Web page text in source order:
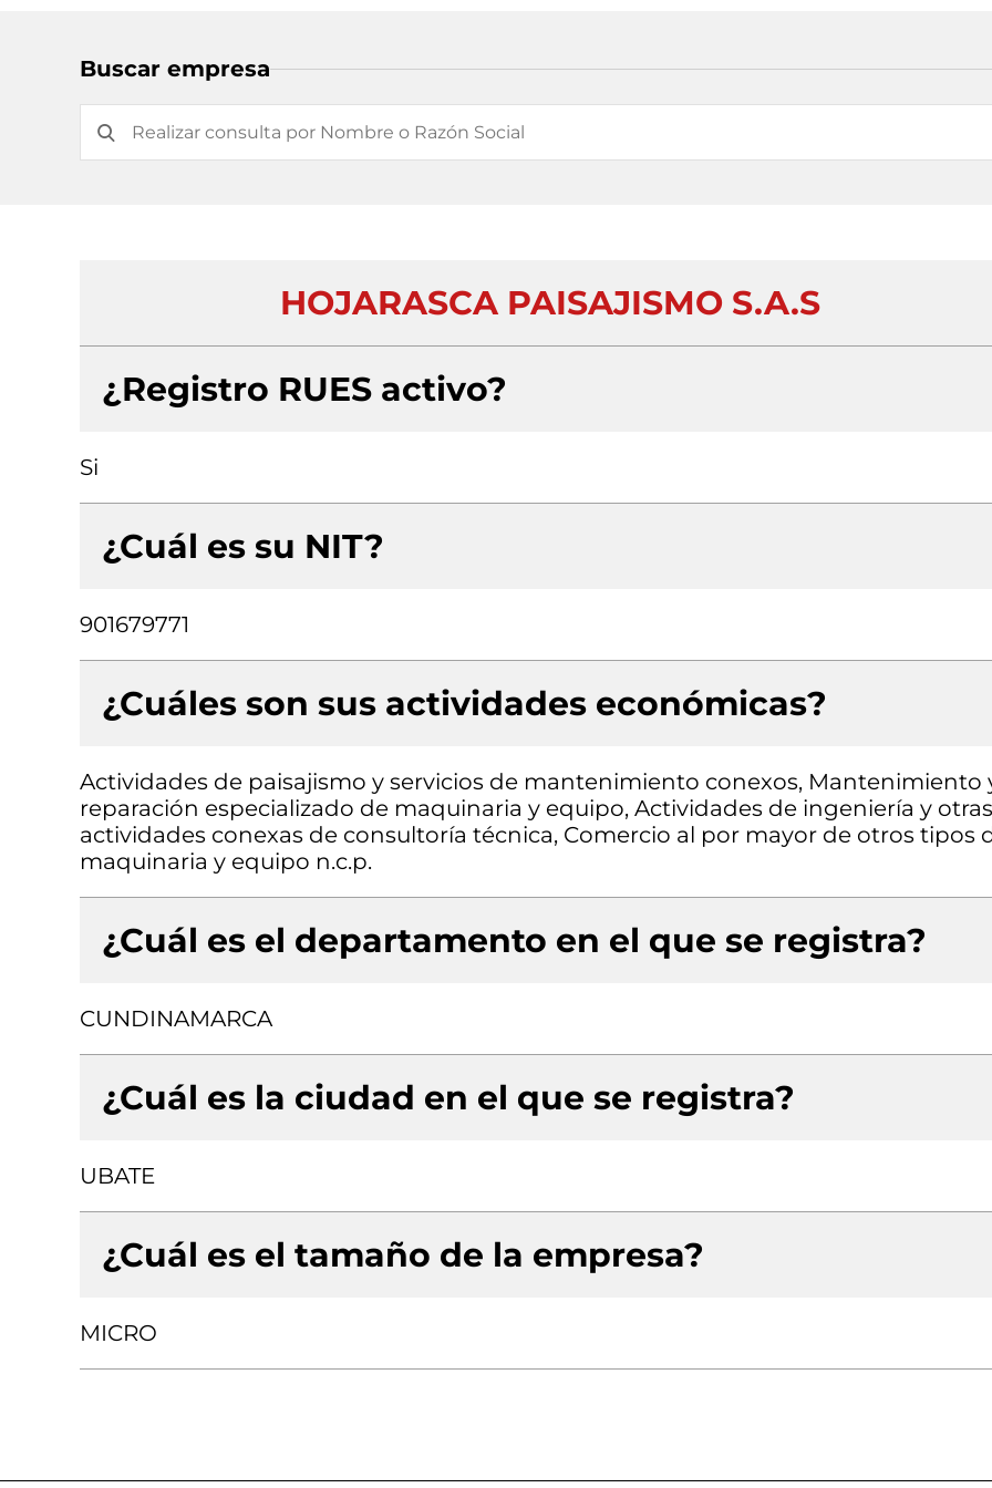
Buscar empresa
HOJARASCA PAISAJISMO S.A.S
¿Registro RUES activo?
Si
¿Cuál es su NIT?
901679771
¿Cuáles son sus actividades económicas?
Actividades de paisajismo y servicios de mantenimiento conexos, Mantenimiento
reparación especializado de maquinaria y equipo, Actividades de ingeniería y otras
actividades conexas de consultoría técnica, Comercio al por mayor de otros tipos
maquinaria y equipo n.c.p.
¿Cuál es el departamento en el que se registra?
CUNDINAMARCA
¿Cuál es la ciudad en el que se registra?
UBATE
¿Cuál es el tamaño de la empresa?
MICRO